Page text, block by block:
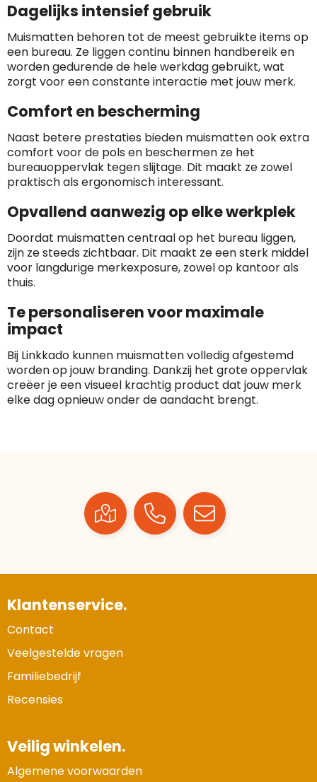
Dagelijks intensief gebruik
Muismatten behoren tot de meest gebruikte items op
een bureau. Ze liggen continu binnen handbereik en
worden gedurende de hele werkdag gebruikt, wat
zorgt voor een constante interactie met jouw merk.
Comfort en bescherming
Naast betere prestaties bieden muismatten ook extra
comfort voor de pols en beschermen ze het
bureauoppervlak tegen slijtage. Dit maakt ze zowel
praktisch als ergonomisch interessant.
Opvallend aanwezig op elke werkplek
Doordat muismatten centraal op het bureau liggen,
zijn ze steeds zichtbaar. Dit maakt ze een sterk middel
voor langdurige merkexposure, zowel op kantoor als
thuis.
Te personaliseren voor maximale
impact
Bij Linkkado kunnen muismatten volledig afgestemd
worden op jouw branding. Dankzij het grote oppervlak
creëer je een visueel krachtig product dat jouw merk
elke dag opnieuw onder de aandacht brengt.
Klantenservice.
Contact
Veelgestelde vragen
Familiebedrijf
Recensies
Veilig winkelen.
Algemene voorwaarden